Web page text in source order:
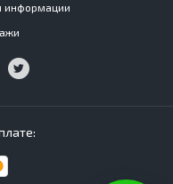
информации